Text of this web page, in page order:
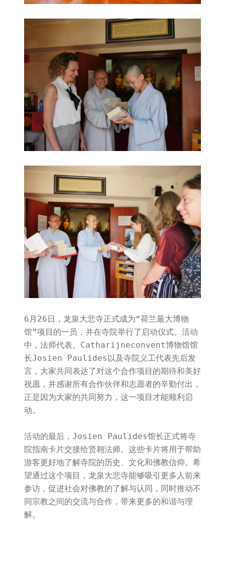
6月26日，龙泉大悲寺正式成为“荷兰最大博物
馆”项目的一员，并在寺院举行了启动仪式。活动
中，法师代表、Catharijneconvent博物馆馆
长Josien Paulides以及寺院义工代表先后发
言，大家共同表达了对这个合作项目的期待和美好
祝愿，并感谢所有合作伙伴和志愿者的辛勤付出，
正是因为大家的共同努力，这一项目才能顺利启
动。
活动的最后，Josien Paulides馆长正式将寺
院指南卡片交接给贤翱法师。这些卡片将用于帮助
游客更好地了解寺院的历史、文化和佛教信仰。希
望通过这个项目，龙泉大悲寺能够吸引更多人前来
参访，促进社会对佛教的了解与认同，同时推动不
同宗教之间的交流与合作，带来更多的和谐与理
解。